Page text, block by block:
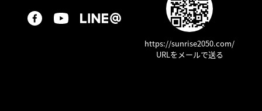
https://sunrise2050.com/
URLをメールで送る